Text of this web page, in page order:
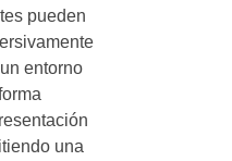
pueden
entorno
una